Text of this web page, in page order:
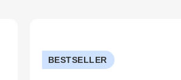
BESTSELLER